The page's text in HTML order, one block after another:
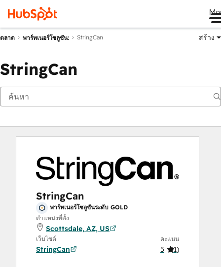
ตลาด พาร์ทเนอร์โซลูชัน: StringCan สร้าง
StringCan
StringCan
พาร์ทเนอร์โซลูชันระดับ GOLD
ตำแหน่งที่ตั้ง
Scottsdale, AZ, US
เว็บไซต์
StringCan
คะแนน
5 (1)